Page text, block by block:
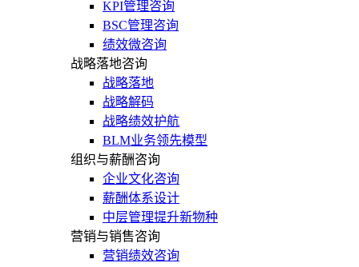
KPI管理咨询
BSC管理咨询
绩效微咨询
战略落地咨询
战略落地
战略解码
战略绩效护航
BLM业务领先模型
组织与薪酬咨询
企业文化咨询
薪酬体系设计
中层管理提升新物种
营销与销售咨询
营销绩效咨询